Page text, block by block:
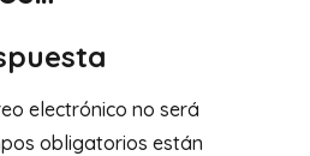
electrónico no será
obligatorios están